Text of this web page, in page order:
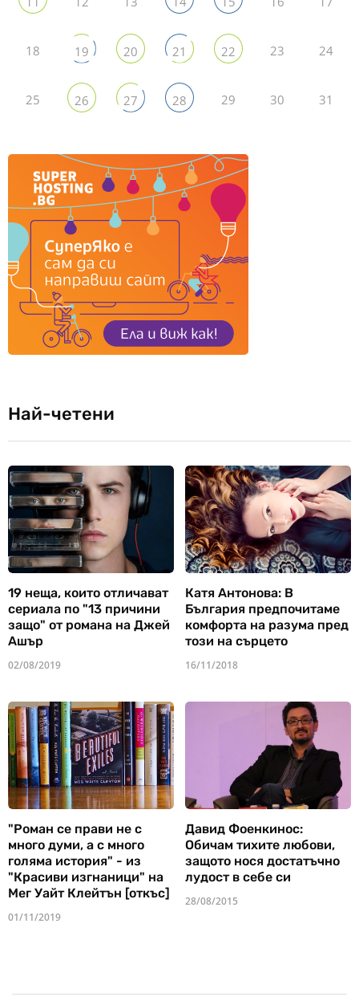
18 19 20 21 22 23 24
25 26 27 28 29 30 31
Най-четени
19 неща, които отличават
сериала по "13 причини
защо" от романа на Джей
Ашър
02/08/2019
Катя Антонова: В
България предпочитаме
комфорта на разума пред
този на сърцето
16/11/2018
"Роман се прави не с
много думи, а с много
голяма история" - из
"Красиви изгнаници" на
Мег Уайт Клейтън [откъс]
01/11/2019
Давид Фоенкинос:
Обичам тихите любови,
защото нося достатъчно
лудост в себе си
28/08/2015